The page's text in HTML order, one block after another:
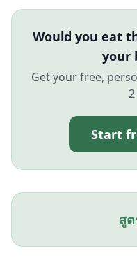
Would you eat
your
Get your free,
Start
สู